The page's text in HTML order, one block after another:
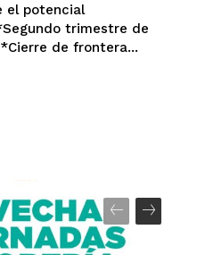
2025, caída de -5.2% anual *Cierre de frontera...